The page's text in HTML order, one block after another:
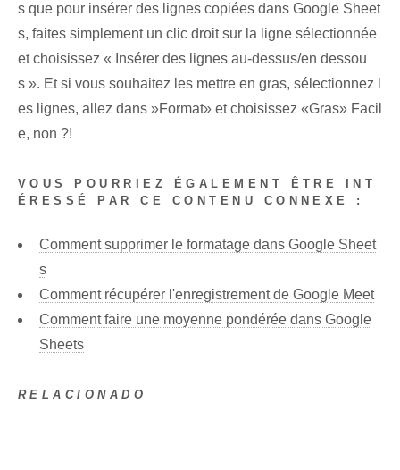
s que pour insérer des lignes copiées dans Google⁣ Sheet
s, faites simplement un clic droit sur la ligne sélectionnée
et choisissez « Insérer des lignes au-dessus/en dessou
s ». ​Et‍ si vous souhaitez les mettre en gras, sélectionnez l
es lignes, allez dans ⁤»Format»⁤ et choisissez «Gras» Facil
e, non ?!
VOUS POURRIEZ ÉGALEMENT ÊTRE INT
ÉRESSÉ PAR CE CONTENU CONNEXE :
Comment supprimer le formatage dans Google Sheet
s
Comment récupérer l'enregistrement de Google Meet
Comment faire une moyenne pondérée dans Google
Sheets
RELACIONADO